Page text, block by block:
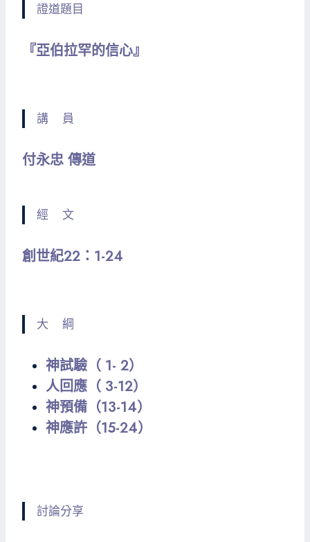
證道題目
『亞伯拉罕的信心』
講 員
付永忠 傳道
經 文
創世紀22：1-24
大 綱
神試驗（ 1- 2）
人回應（ 3-12）
神預備（13-14）
神應許（15-24）
討論分享